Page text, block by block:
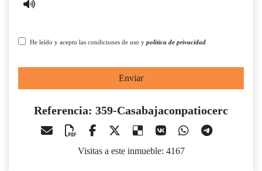
He leído y acepto las condiciones de uso y política de privacidad
Enviar
Referencia: 359-Casabajaconpatiocerc
Visitas a este inmueble: 4167